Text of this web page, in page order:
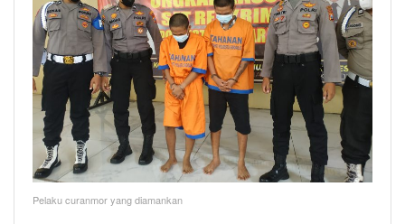
Pelaku curanmor yang diamankan